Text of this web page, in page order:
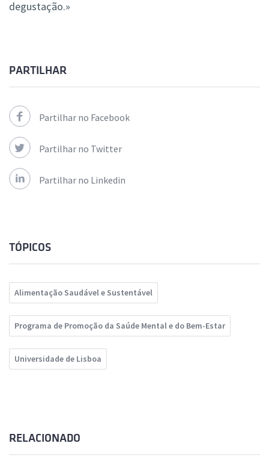
degustação.»
PARTILHAR
Partilhar no Facebook
Partilhar no Twitter
Partilhar no Linkedin
TÓPICOS
Alimentação Saudável e Sustentável
Programa de Promoção da Saúde Mental e do Bem-Estar
Universidade de Lisboa
RELACIONADO